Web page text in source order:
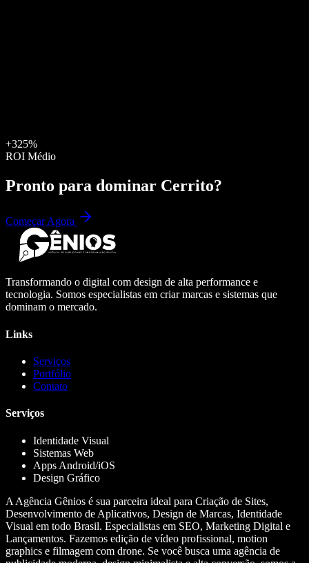
+325%
ROI Médio
Pronto para dominar Cerrito?
Começar Agora
Transformando o digital com design de alta performance e
tecnologia. Somos especialistas em criar marcas e sistemas que
dominam o mercado.
Links
Serviços
Portfólio
Contato
Serviços
Identidade Visual
Sistemas Web
Apps Android/iOS
Design Gráfico
A Agência Gênios é sua parceira ideal para Criação de Sites,
Desenvolvimento de Aplicativos, Design de Marcas, Identidade
Visual em todo Brasil. Especialistas em SEO, Marketing Digital e
Lançamentos. Fazemos edição de vídeo profissional, motion
graphics e filmagem com drone. Se você busca uma agência de